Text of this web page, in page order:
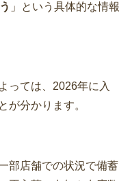
」という具体的な情報
っては、2026年に入
が分かります。
部店舗での状況で備蓄